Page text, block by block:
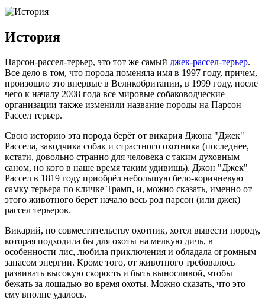
История
Парсон-рассел-терьер, это тот же самый джек-рассел-терьер.
Все дело в том, что порода поменяла имя в 1997 году, причем,
произошло это впервые в Великобритании, в 1999 году, после
чего к началу 2008 года все мировые собаководческие
организации также изменили название породы на Парсон
Рассел терьер.
Свою историю эта порода берёт от викария Джона "Джек"
Рассела, заводчика собак и страстного охотника (последнее,
кстати, довольно странно для человека с таким духовным
саном, но кого в наше время таким удивишь). Джон "Джек"
Рассел в 1819 году приобрёл небольшую бело-коричневую
самку терьера по кличке Трамп, и, можно сказать, именно от
этого животного берет начало весь род парсон (или джек)
рассел терьеров.
Викарий, по совместительству охотник, хотел вывести породу,
которая подходила бы для охоты на мелкую дичь, в
особенности лис, любила приключения и обладала огромным
запасом энергии. Кроме того, от животного требовалось
развивать высокую скорость и быть выносливой, чтобы
бежать за лошадью во время охоты. Можно сказать, что это
ему вполне удалось.